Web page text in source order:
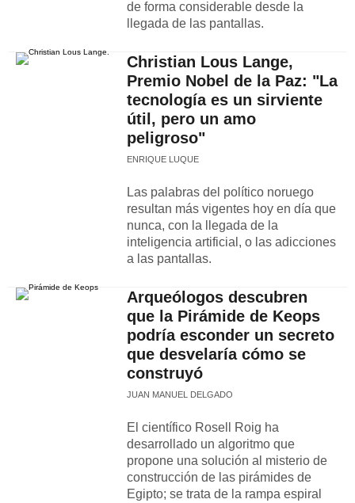
de forma considerable desde la
llegada de las pantallas.
Christian Lous Lange,
Premio Nobel de la Paz: "La
tecnología es un sirviente
útil, pero un amo
peligroso"
ENRIQUE LUQUE
Las palabras del político noruego
resultan más vigentes hoy en día que
nunca, con la llegada de la
inteligencia artificial, o las adicciones
a las pantallas.
Arqueólogos descubren
que la Pirámide de Keops
podría esconder un secreto
que desvelaría cómo se
construyó
JUAN MANUEL DELGADO
El científico Rosell Roig ha
desarrollado un algoritmo que
propone una solución al misterio de
construcción de las pirámides de
Egipto; se trata de la rampa espiral